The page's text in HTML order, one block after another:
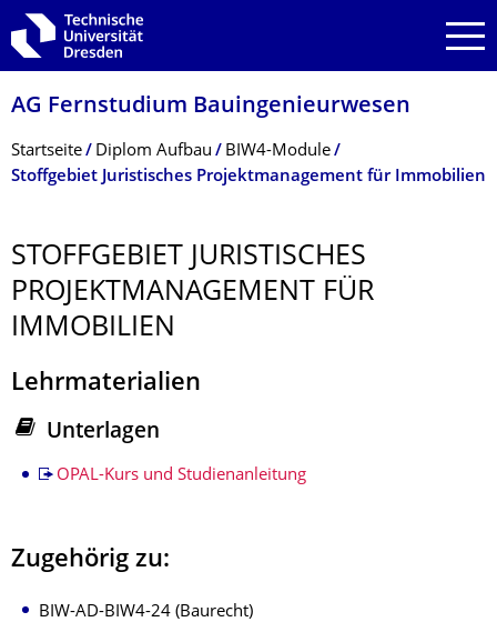
Zur Hauptnavigation springen
Zur Suche springen
Zum Inhalt springen
AG Fernstudium Bauingenieurwesen
Breadcrumb-Menü
Startseite Diplom Aufbau
BIW4-Module
Stoffgebiet Juristisches Projektmanagement für Immobilien
STOFFGEBIET JURISTISCHES
PROJEKTMANAGEMENT FÜR
IMMOBILIEN
Lehrmaterialien
Unterlagen
Stoffgebiet
OPAL-Kurs und Studienanleitung
Zugehörig zu:
BIW-AD-BIW4-24 (Baurecht)